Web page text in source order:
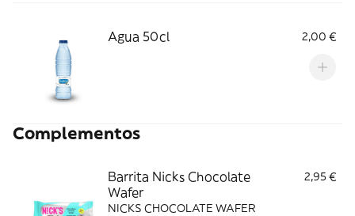
Agua 50cl 2,00 €
Complementos
Barrita Nicks Chocolate
Wafer
2,95 €
NICKS CHOCOLATE WAFER